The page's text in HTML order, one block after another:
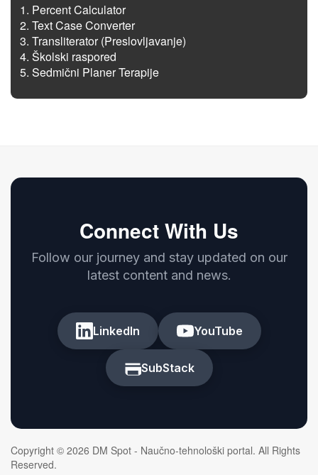
Percent Calculator
Text Case Converter
Transliterator (Preslovljavanje)
Školski raspored
Sedmični Planer Terapije
Connect With Us
Follow our journey and stay updated on our
latest content and news.
LinkedIn YouTube
SubStack
Copyright © 2026 DM Spot - Naučno-tehnološki portal. All Rights
Reserved.